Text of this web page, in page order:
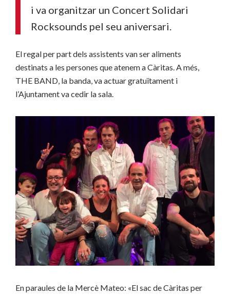
i va organitzar un Concert Solidari
Rocksounds pel seu aniversari.
El regal per part dels assistents van ser aliments
destinats a les persones que atenem a Càritas.A més,
THE BAND, la banda, va actuar gratuïtament i
l’Ajuntament va cedir la sala.
En paraules de la Mercè Mateo: «El sac de Càritas per